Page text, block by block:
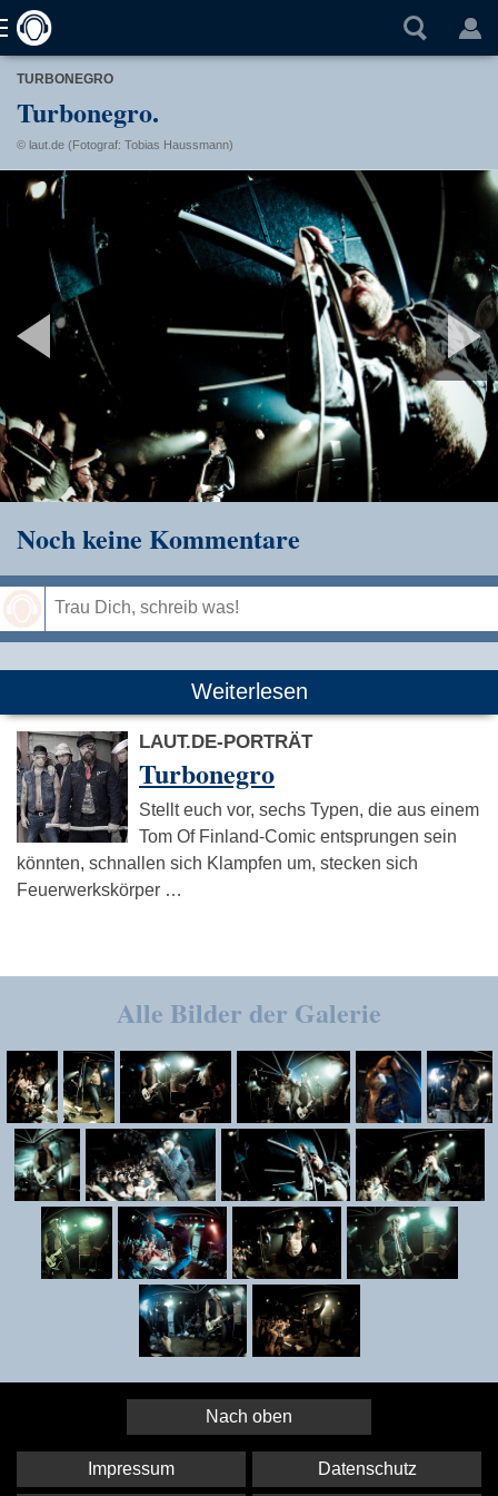
TURBONEGRO
Turbonegro.
© laut.de (Fotograf: Tobias Haussmann)
Noch keine Kommentare
Weiterlesen
LAUT.DE-PORTRÄT
Turbonegro
Stellt euch vor, sechs Typen, die aus einem
Tom Of Finland-Comic entsprungen sein
könnten, schnallen sich Klampfen um, stecken sich
Feuerwerkskörper …
Alle Bilder der Galerie
Nach oben
Impressum Datenschutz